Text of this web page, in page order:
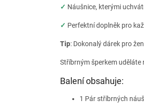
✓ Náušnice, kterými
✓ Perfektní doplněk pro
Tip: Dokonalý dárek pro
Stříbrným šperkem uděláte
Balení obsahuje:
1 Pár stříbrných